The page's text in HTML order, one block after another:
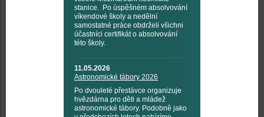
stanice. Po úspěšném absolvování
víkendové školy a nedělní
samostatné práce obdrželi všichni
účastníci certifikát o absolvování
této školy.
11.05.2026
Astronomické tábory 2026
Po dvouleté přestávce organizuje
hvězdárna pro děti a mládež
astronomické tábory. Podobně jako